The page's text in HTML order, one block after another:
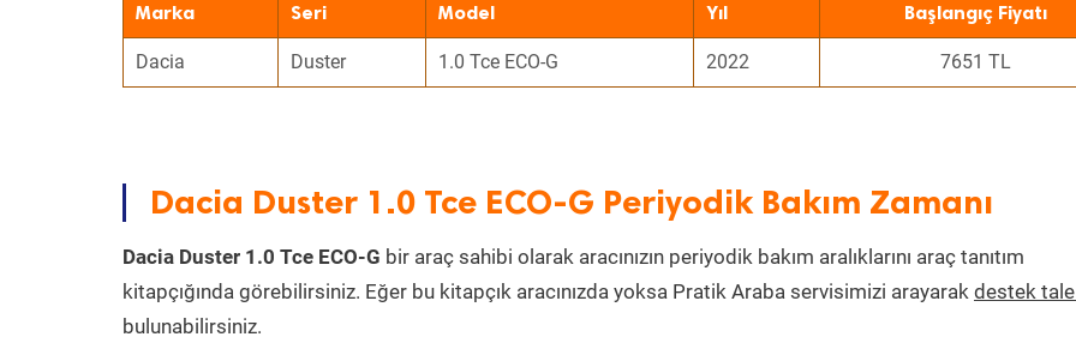
Marka Seri Model Yıl Başlangıç Fiyatı
Dacia Duster 1.0 Tce ECO-G 2022 7651 TL
Dacia Duster 1.0 Tce ECO-G Periyodik Bakım Zamanı
Dacia Duster 1.0 Tce ECO-G bir araç sahibi olarak aracınızın periyodik bakım aralıklarını araç tanıtım
kitapçığında görebilirsiniz. Eğer bu kitapçık aracınızda yoksa Pratik Araba servisimizi arayarak destek
bulunabilirsiniz.